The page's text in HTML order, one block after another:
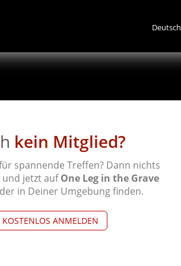
Deutsch
kein Mitglied?
spannende Treffen? Dann nichts
und jetzt aufOne Leg in the Grave
in Deiner Umgebung finden.
KOSTENLOS ANMELDEN